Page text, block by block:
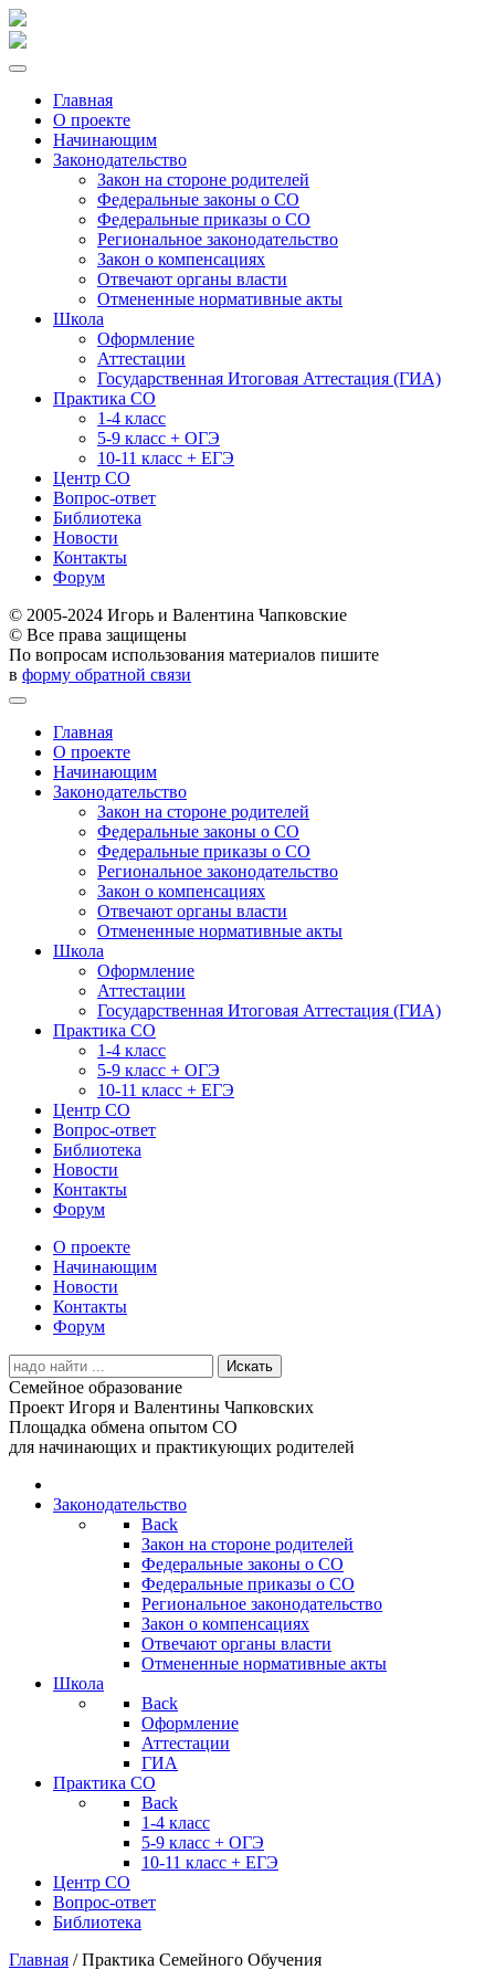
Главная
О проекте
Начинающим
Законодательство
Закон на стороне родителей
Федеральные законы о СО
Федеральные приказы о СО
Региональное законодательство
Закон о компенсациях
Отвечают органы власти
Отмененные нормативные акты
Школа
Оформление
Аттестации
Государственная Итоговая Аттестация (ГИА)
Практика СО
1-4 класс
5-9 класс + ОГЭ
10-11 класс + ЕГЭ
Центр СО
Вопрос-ответ
Библиотека
Новости
Контакты
Форум
© 2005-2024 Игорь и Валентина Чапковские
© Все права защищены
По вопросам использования материалов пишите
в форму обратной связи
Главная
О проекте
Начинающим
Законодательство
Закон на стороне родителей
Федеральные законы о СО
Федеральные приказы о СО
Региональное законодательство
Закон о компенсациях
Отвечают органы власти
Отмененные нормативные акты
Школа
Оформление
Аттестации
Государственная Итоговая Аттестация (ГИА)
Практика СО
1-4 класс
5-9 класс + ОГЭ
10-11 класс + ЕГЭ
Центр СО
Вопрос-ответ
Библиотека
Новости
Контакты
Форум
О проекте
Начинающим
Новости
Контакты
Форум
Search
for:
Семейное образование
Проект Игоря и Валентины Чапковских
Площадка обмена опытом СО
для начинающих и практикующих родителей
Законодательство
Back
Закон на стороне родителей
Федеральные законы о СО
Федеральные приказы о СО
Региональное законодательство
Закон о компенсациях
Отвечают органы власти
Отмененные нормативные акты
Школа
Back
Оформление
Аттестации
ГИА
Практика СО
Back
1-4 класс
5-9 класс + ОГЭ
10-11 класс + ЕГЭ
Центр СО
Вопрос-ответ
Библиотека
Главная /Практика Семейного Обучения